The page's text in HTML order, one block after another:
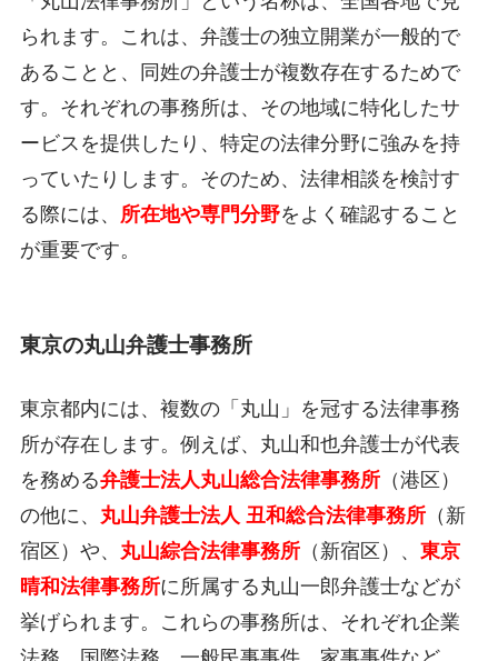
られます。これは、弁護士の独立開業が一般的で
あることと、同姓の弁護士が複数存在するためで
す。それぞれの事務所は、その地域に特化したサ
ービスを提供したり、特定の法律分野に強みを持
っていたりします。そのため、法律相談を検討す
る際には、 所在地や専門分野をよく確認すること
が重要です。
東京の丸山弁護士事務所
東京都内には、複数の「丸山」を冠する法律事務
所が存在します。例えば、丸山和也弁護士が代表
を務める弁護士法人丸山総合法律事務所（港区）
の他に、 丸山弁護士法人 丑和総合法律事務所（新
宿区）や、 丸山綜合法律事務所（新宿区）、 東京
晴和法律事務所に所属する丸山一郎弁護士などが
挙げられます。これらの事務所は、それぞれ企業